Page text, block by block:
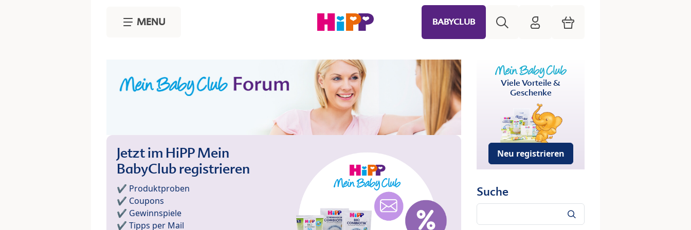
MENU BABYCLUB HiPP Mein Babyclub
Warenkorb
Jetzt im HiPP Mein
BabyClub registrieren
✔️ Produktproben
✔️ Coupons
✔️ Gewinnspiele
✔️ Tipps per Mail
Viele Vorteile &
Geschenke
Neu registrieren
Suche